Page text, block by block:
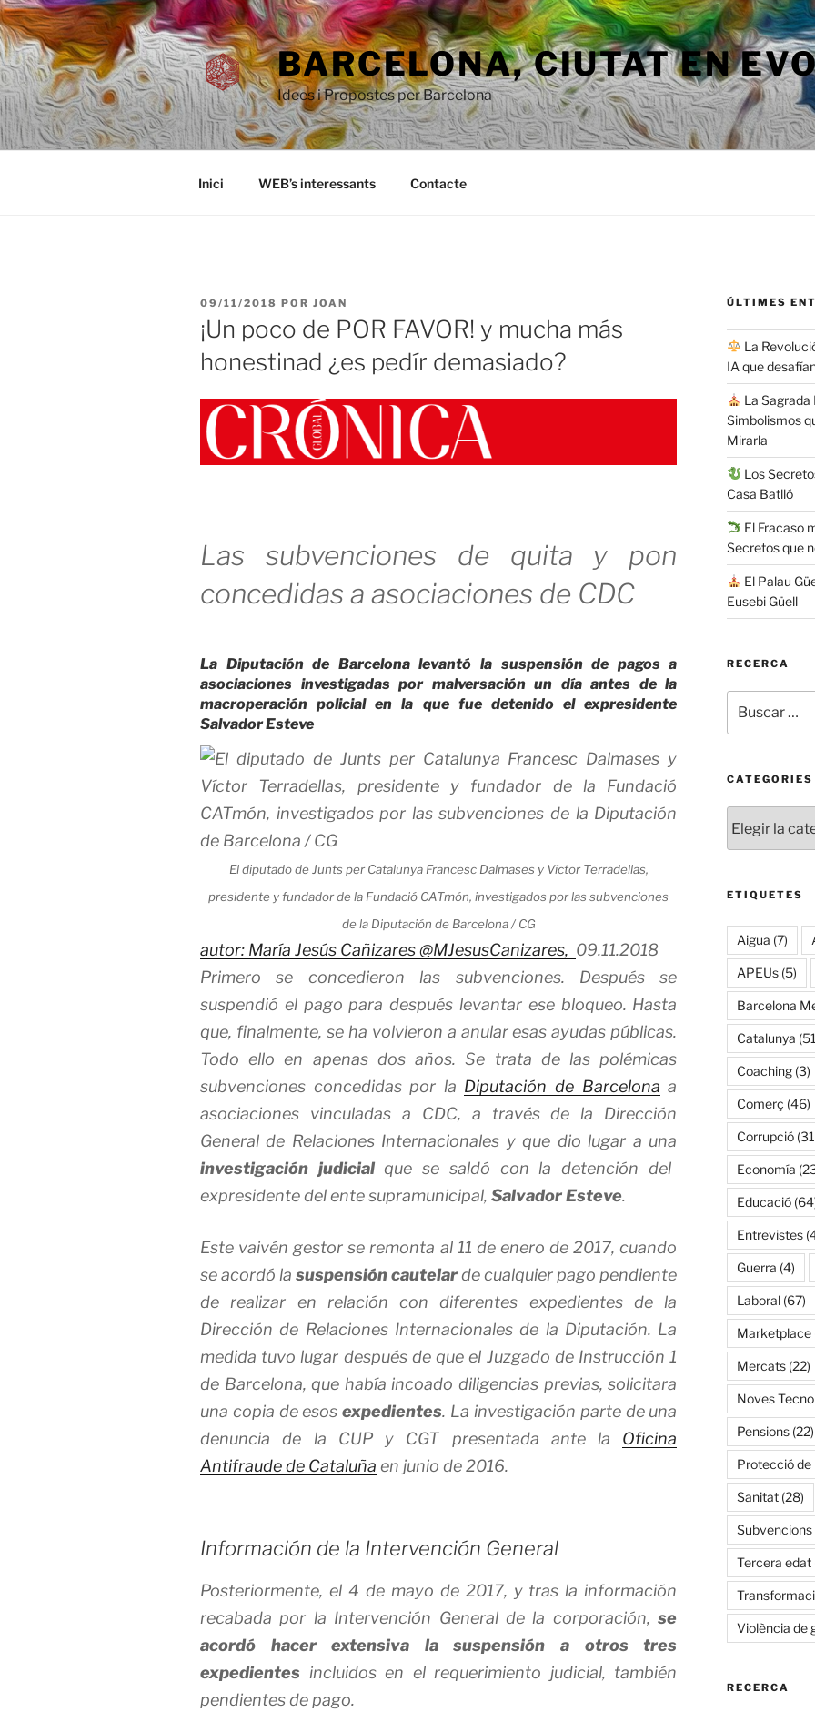
Saltar
al
contenido
BARCELONA, ​​CIUTAT EN
Idees i Propostes per Barcelona
Inici WEB’s interessants Contacte
PUBLICADO
EL
09/11/2018 POR JOAN
¡Un poco de POR FAVOR! y mucha más
honestinad ¿es pedír demasiado?
Las subvenciones de quita y pon
concedidas a asociaciones de CDC
La Diputación de Barcelona levantó la suspensión de pagos a
asociaciones investigadas por malversación un día antes de la
macroperación policial en la que fue detenido el expresidente
Salvador Esteve
El diputado de Junts per Catalunya Francesc Dalmases y Víctor Terradellas,
presidente y fundador de la Fundació CATmón, investigados por las subvenciones
de la Diputación de Barcelona / CG
autor: María Jesús Cañizares@MJesusCanizares, 09.11.2018
Primero se concedieron las subvenciones. Después se
suspendió el pago para después levantar ese bloqueo. Hasta
que, finalmente, se ha volvieron a anular esas ayudas públicas.
Todo ello en apenas dos años. Se trata de las polémicas
subvenciones concedidas por la Diputación de Barcelona a
asociaciones vinculadas a CDC, a través de la Dirección
General de Relaciones Internacionales y que dio lugar a una
investigación judicialque se saldó con la detención del
expresidente del ente supramunicipal, Salvador Esteve.
Este vaivén gestor se remonta al 11 de enero de 2017, cuando
se acordó lasuspensión cautelarde cualquier pago pendiente
de realizar en relación con diferentes expedientes de la
Dirección de Relaciones Internacionales de la Diputación. La
medida tuvo lugar después de que el Juzgado de Instrucción 1
de Barcelona, que había incoado diligencias previas, solicitara
una copia de esosexpedientes. La investigación parte de una
denuncia de la CUP y CGT presentada ante la Oficina
Antifraude de Cataluña en junio de 2016.
Información de la Intervención General
Posteriormente, el 4 de mayo de 2017, y tras la información
recabada por la Intervención General de la corporación,se
acordó hacer extensiva la suspensión a otros tres
expedientes incluidos en el requerimiento judicial, también
pendientes de pago.
ÚLTIMES
La
IA que
La Sagrada
Simbolismos
Mirarla
Los
Casa Batlló
El Fracaso
Secretos que
El Palau
Eusebi Güell
RECERCA
por:
CATEGORIES
ETIQUETES
Aigua (7)
APEUs(5)
Barcelona
Catalunya
Coaching(3)
Comerç (46)
Corrupció
Economía
Educació
Entrevistes
Guerra (4)
Laboral(67)
Marketplace
Mercats(22)
Noves
Pensions(22)
Protecció de
Sanitat(28)
Subvencions
Tercera edat
Violència de
RECERCA